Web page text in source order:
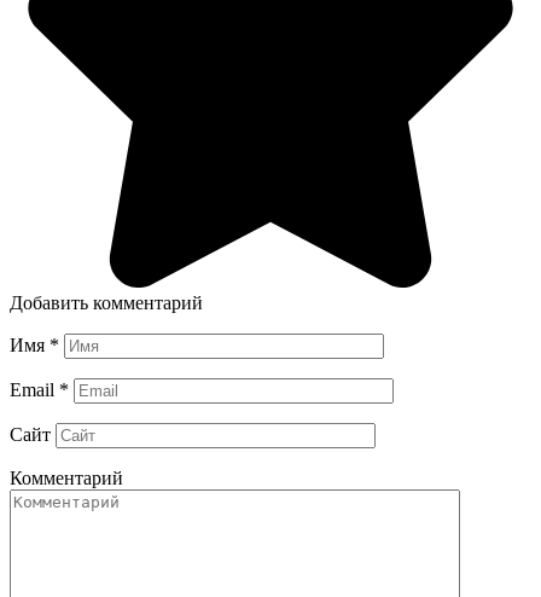
Добавить комментарий
Имя *
Email *
Сайт
Комментарий